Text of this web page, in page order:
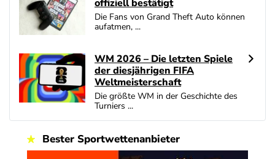
offiziell bestätigt
Die Fans von Grand Theft Auto können
aufatmen, ...
WM 2026 – Die letzten Spiele
der diesjährigen FIFA
Weltmeisterschaft
Die größte WM in der Geschichte des
Turniers ...
Bester Sportwettenanbieter